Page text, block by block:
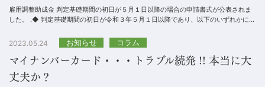
雇用調整助成金 判定基礎期間の初日が５月１日以降の場合の申請書式が公表されま
した。 .◆ 判定基礎期間の初日が令和３年５月１日以降であり、以下のいずれかに該
2023.05.24 お知らせ コラム
マイナンバーカード・・・トラブル続発 !! 本当に大
丈夫か？